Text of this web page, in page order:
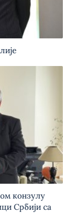
конзулу
Србији са